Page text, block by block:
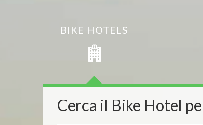
BIKE HOTELS
Cerca il Bike Hotel